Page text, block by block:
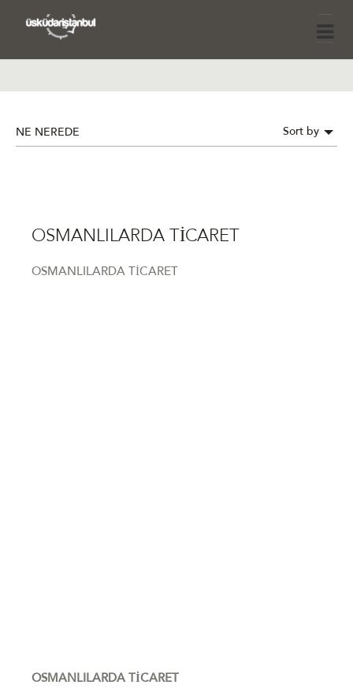
NE NEREDE Sort by
OSMANLILARDA TİCARET
OSMANLILARDA TİCARET
OSMANLILARDA TİCARET